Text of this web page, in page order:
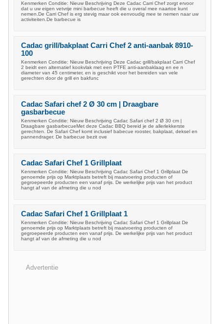
Kenmerken Conditie: Nieuw Beschrijving Deze Cadac Carri Chef zorgt ervoor
dat u uw eigen vetvrije mini barbecue heeft die u overal mee naartoe kunt
nemen.De Carri Chef is erg stevig maar ook eenvoudig mee te nemen naar uw
activiteiten.De barbecue is
Cadac grill/bakplaat Carri Chef 2 anti-aanbak 8910-
100
Kenmerken Conditie: Nieuw Beschrijving Deze Cadac grill/bakplaat Carri Chef
2 beidt een alternatief kookvlak met een PTFE anti-aanbaklaag en ee n
diameter van 45 centimeter, en is geschikt voor het bereiden van vele
gerechten door de grill en bakfunc
Cadac Safari chef 2 Ø 30 cm | Draagbare
gasbarbecue
Kenmerken Conditie: Nieuw Beschrijving Cadac Safari chef 2 Ø 30 cm |
Draagbare gasbarbecueMet deze Cadac BBQ bereid je de allerlekkerste
gerechten. De Safari Chef komt inclusief babecue rooster, bakplaat, deksel en
pannendrager. De barbecue bezit ove
Cadac Safari Chef 1 Grillplaat
Kenmerken Conditie: Nieuw Beschrijving Cadac Safari Chef 1 Grillplaat De
genoemde prijs op Marktplaats betreft bij maatvoering producten of
gegroepeerde producten een vanaf prijs. De werkelijke prijs van het product
hangt af van de afmeting die u nod
Cadac Safari Chef 1 Grillplaat 1
Kenmerken Conditie: Nieuw Beschrijving Cadac Safari Chef 1 Grillplaat De
genoemde prijs op Marktplaats betreft bij maatvoering producten of
gegroepeerde producten een vanaf prijs. De werkelijke prijs van het product
hangt af van de afmeting die u nod
Advertentie